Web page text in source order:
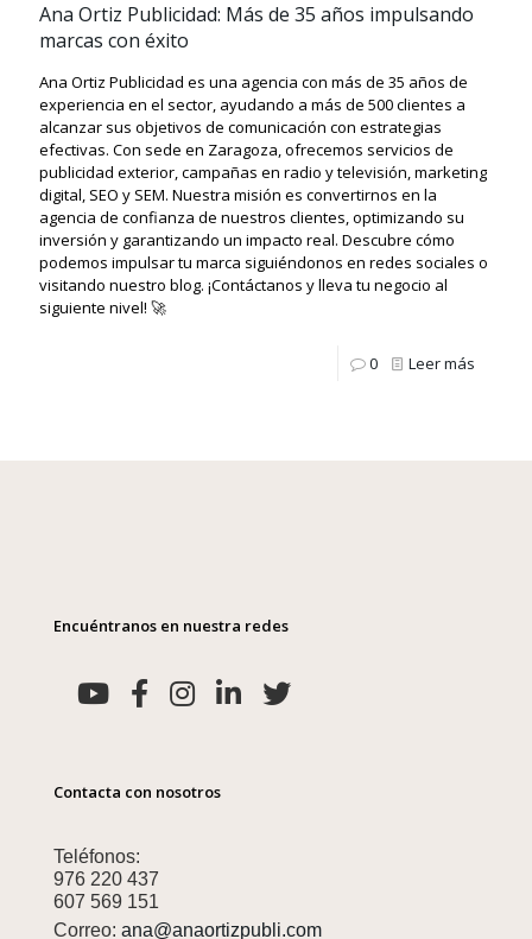
Ana Ortiz Publicidad: Más de 35 años impulsando
marcas con éxito
Ana Ortiz Publicidad es una agencia con más de 35 años de
experiencia en el sector, ayudando a más de 500 clientes a
alcanzar sus objetivos de comunicación con estrategias
efectivas. Con sede en Zaragoza, ofrecemos servicios de
publicidad exterior, campañas en radio y televisión, marketing
digital, SEO y SEM. Nuestra misión es convertirnos en la
agencia de confianza de nuestros clientes, optimizando su
inversión y garantizando un impacto real. Descubre cómo
podemos impulsar tu marca siguiéndonos en redes sociales o
visitando nuestro blog. ¡Contáctanos y lleva tu negocio al
siguiente nivel! 🚀
0 Leer más
Encuéntranos en nuestra redes
Contacta con nosotros
Teléfonos:
976 220 437
607 569 151
Correo: ana@anaortizpubli.com